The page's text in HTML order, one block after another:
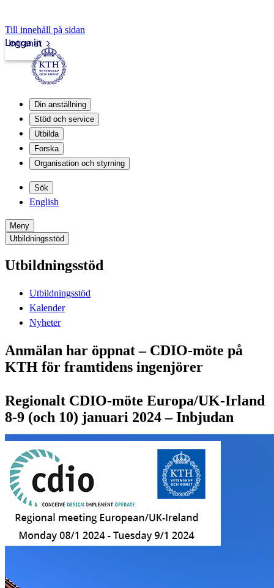
Till innehåll på sidan
Intranät
Logga in
Din anställning
Stöd och service
Utbilda
Forska
Organisation och styrning
Sök
English
Meny
Utbildningsstöd
Utbildningsstöd
Utbildningsstöd
Kalender
Nyheter
Anmälan har öppnat – CDIO-möte på
KTH för framtidens ingenjörer
Regionalt CDIO-möte Europa/UK-Irland
8-9 (och 10) januari 2024 – Inbjudan